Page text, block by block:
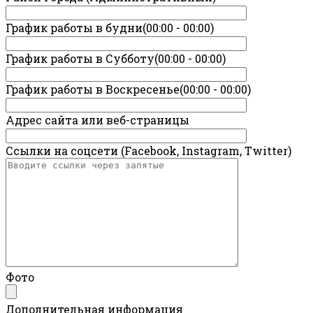
График работы в будни(00:00 - 00:00)
График работы в Субботу(00:00 - 00:00)
График работы в Воскресенье(00:00 - 00:00)
Адрес сайта или веб-страницы
Ссылки на соцсети (Facebook, Instagram, Twitter)
Фото
Дополнительная информация